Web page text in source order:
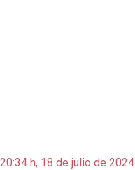
20:34 h, 18 de julio de 2024